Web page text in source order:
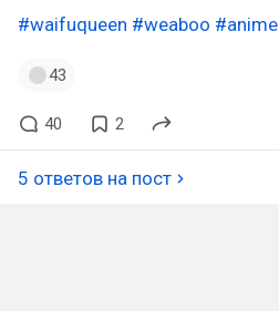
#waifuqueen #weaboo #anime
43
40 2
5 ответов на пост